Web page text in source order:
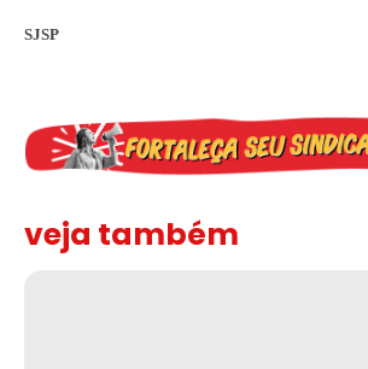
SJSP
veja também